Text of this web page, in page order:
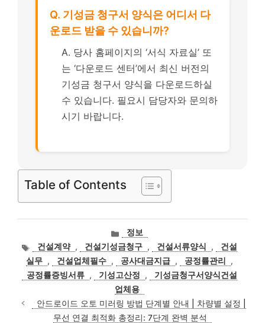
Q. 기성금 청구서 양식은 어디서 다
운로드 받을 수 있습니까?
A. 당사 홈페이지의 ‘서식 자료실’ 또
는 ‘다운로드 센터’에서 최신 버전의
기성금 청구서 양식을 다운로드하실
수 있습니다. 필요시 담당자와 문의하
시기 바랍니다.
Table of Contents
카
테
고
리
정보
태
그
건설계약 , 건설기성금청구 , 건설서류양식 ,
건설
실무 , 건설업체필수 , 공사대금지급 , 공정률관리
,
공정률증빙서류 , 기성고산정 ,
기성금청구서양식건설
업체용
안드로이드 오토 미러링 방법 단계별 안내 | 차량별 설정 |
무선 연결 최적화 총정리: 7단계 완벽 분석